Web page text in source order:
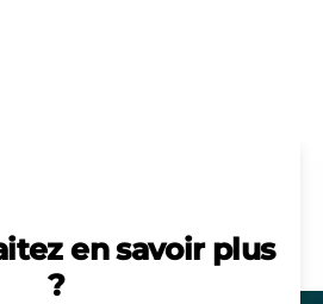
en savoir plus
?